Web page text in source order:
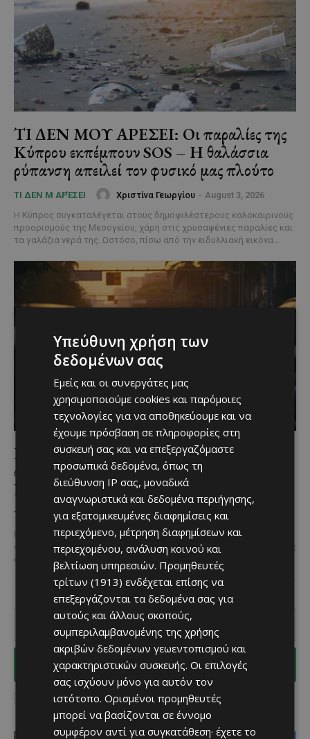
ΤΙ ΔΕΝ ΜΟΥ ΑΡΕΣΕΙ: Οι παραλίες της
Κύπρου εκπέμπουν SOS – Η θαλάσσια
ρύπανση απειλεί τον φυσικό μας πλούτο
ΤΙ ΔΕΝ Μ ΑΡΈΣΕΙ Χριστίνα Γεωργίου - August 3, 2026
Η Κύπρος συγκαταλέγεται στους δημοφιλέστερους καλοκαιρινούς
προορισμούς της Μεσογείου, χάρη στις χρυσαφένιες παραλίες και
τα γαλάζια νερά της. Ωστόσο, πίσω από την ειδυλλιακή εικόνα...
Γιατί οι δημόσιες συγκοινωνίες δεν αρέσουν
σε πολλούς πολίτες και τουρίστες στην
Κύπρο;
ΤΙ ΔΕΝ Μ ΑΡΈΣΕΙ Χριστίνα Γεωργίου - November 24, 2025
Είναι γεγονός ότι σε κάθε γωνιά της Ευρώπης, οι δημόσιες
συγκοινωνίες αποτελούν θεμέλιο για τη λειτουργία μιας σύγχρονης
κοινωνίας. Μιλώντας για την Κύπρο και...
I WANT IN
I've read and accept thePrivacy Policy.
Υπεύθυνη χρήση των
δεδομένων σας
Εμείς και οι συνεργάτες μας
χρησιμοποιούμε cookies και παρόμοιες
τεχνολογίες για να αποθηκεύουμε και να
έχουμε πρόσβαση σε πληροφορίες στη
συσκευή σας και να επεξεργαζόμαστε
προσωπικά δεδομένα, όπως τη
διεύθυνση IP σας, μοναδικά
αναγνωριστικά και δεδομένα περιήγησης,
για εξατομικευμένες διαφημίσεις και
περιεχόμενο, μέτρηση διαφημίσεων και
περιεχομένου, ανάλυση κοινού και
βελτίωση υπηρεσιών. Προμηθευτές
τρίτων (1913) ενδέχεται επίσης να
επεξεργάζονται τα δεδομένα σας για
αυτούς και άλλους σκοπούς,
συμπεριλαμβανομένης της χρήσης
ακριβών δεδομένων γεωεντοπισμού και
χαρακτηριστικών συσκευής. Οι επιλογές
σας ισχύουν μόνο για αυτόν τον
ιστότοπο. Ορισμένοι προμηθευτές
μπορεί να βασίζονται σε έννομο
συμφέρον αντί για συγκατάθεση· έχετε το